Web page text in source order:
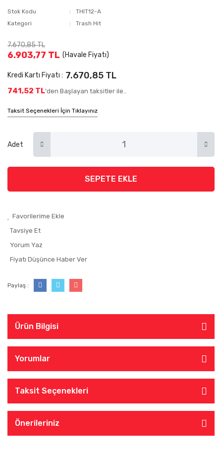
Stok Kodu
THIT12-A
Kategori
Trash Hit
7.670,85 TL
6.903,77 TL (Havale Fiyatı)
Kredi Kartı Fiyatı : 7.670,85 TL
741,52 TL'den Başlayan taksitler ile..
Taksit Seçenekleri İçin Tıklayınız
Adet
SEPETE EKLE
Tavsiye Et
Yorum Yaz
Fiyatı Düşünce Haber Ver
Paylaş :
Ürün Bilgisi
Yorumlar
Taksit Seçenekleri
Önerileriniz